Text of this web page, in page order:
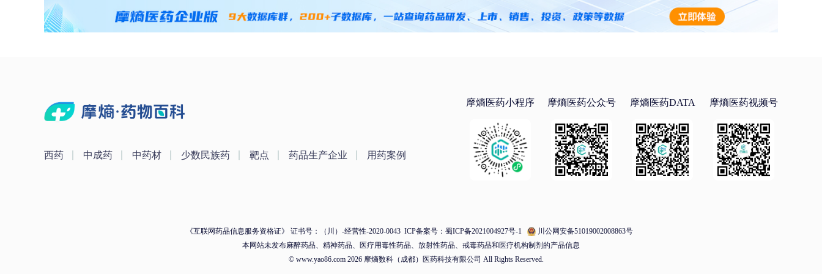
西药 中成药 中药材 少数民族药 靶点 药品生产企业 用药案例
摩熵医药小程序 摩熵医药公众号 摩熵医药DATA 摩熵医药视频号
《互联网药品信息服务资格证》 证书号：（川）-经营性-2020-0043 ICP备案号：蜀ICP备2021004927号-1
川公网安备51019002008863号
本网站未发布麻醉药品、精神药品、医疗用毒性药品、放射性药品、戒毒药品和医疗机构制剂的产品信息
© www.yao86.com 2026 摩熵数科（成都）医药科技有限公司 All Rights Reserved.